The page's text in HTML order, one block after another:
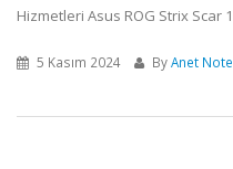
Hizmetleri Asus ROG Strix Scar
5 Kasım 2024 ByAnet